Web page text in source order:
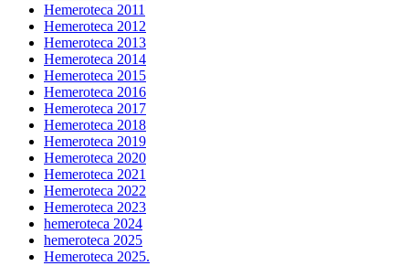
Hemeroteca 2011
Hemeroteca 2012
Hemeroteca 2013
Hemeroteca 2014
Hemeroteca 2015
Hemeroteca 2016
Hemeroteca 2017
Hemeroteca 2018
Hemeroteca 2019
Hemeroteca 2020
Hemeroteca 2021
Hemeroteca 2022
Hemeroteca 2023
hemeroteca 2024
hemeroteca 2025
Hemeroteca 2025.